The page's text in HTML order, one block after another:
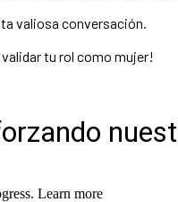
valiosa conversación.
tu rol como mujer!